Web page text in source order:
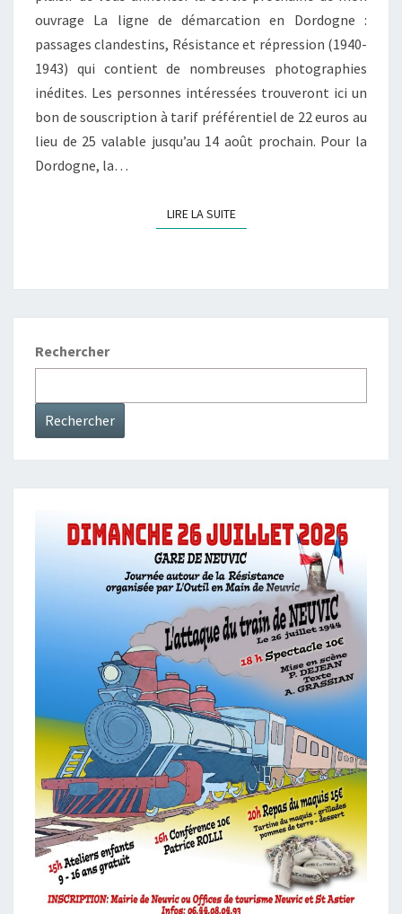
D
É
M
A
R
C
I
ouvrage La ligne de démarcation en Dordogne :
passages clandestins, Résistance et répression (1940-
1943) qui contient de nombreuses photographies
inédites. Les personnes intéressées trouveront ici un
bon de souscription à tarif préférentiel de 22 euros au
lieu de 25 valable jusqu’au 14 août prochain. Pour la
Dordogne, la…
LIRE LA SUITELIRE LA SUITE
Rechercher
Rechercher